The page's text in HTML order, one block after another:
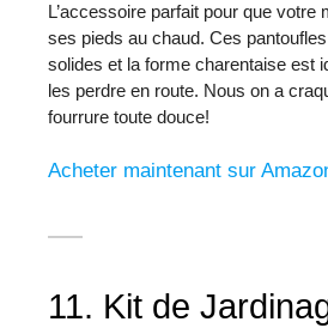
L’accessoire parfait pour que votre
ses pieds au chaud. Ces
solides et la forme charentaise est
les perdre en route. Nous on a
fourrure toute douce!
Acheter maintenant sur
11. Kit de